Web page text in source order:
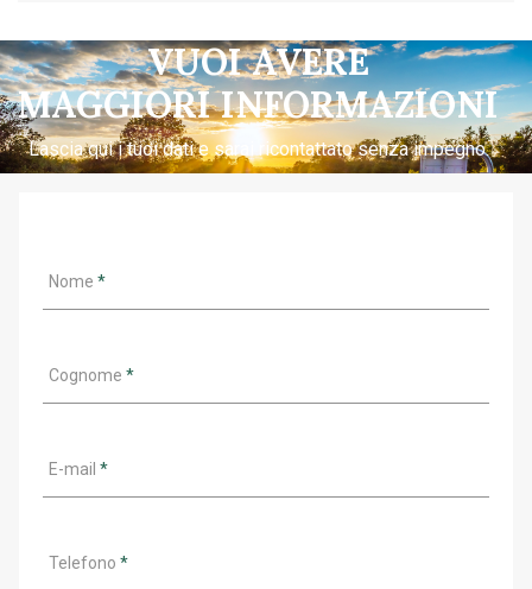
VUOI AVERE
MAGGIORI INFORMAZIONI
Lascia qui i tuoi dati e sarai ricontattato senza impegno.
Nome *
Cognome *
E-mail *
Telefono *